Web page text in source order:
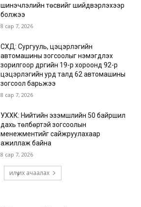
шинэчлэлийн төсвийг шийдвэрлэхээр
болжээ
8 сар 7, 2026
СХД: Сургууль, цэцэрлэгийн
автомашины зогсоолыг нэмэгдүүлэх
зорилгоор дүүргийн 19-р хороонд 92-р
цэцэрлэгийн урд талд 62 автомашины
зогсоол барьжээ
8 сар 7, 2026
УХХК: Нийтийн эзэмшлийн 50 байршил
дахь төлбөртэй зогсоолын
менежментийг сайжруулахаар
ажиллаж байна
8 сар 7, 2026
илүү их ачаалах